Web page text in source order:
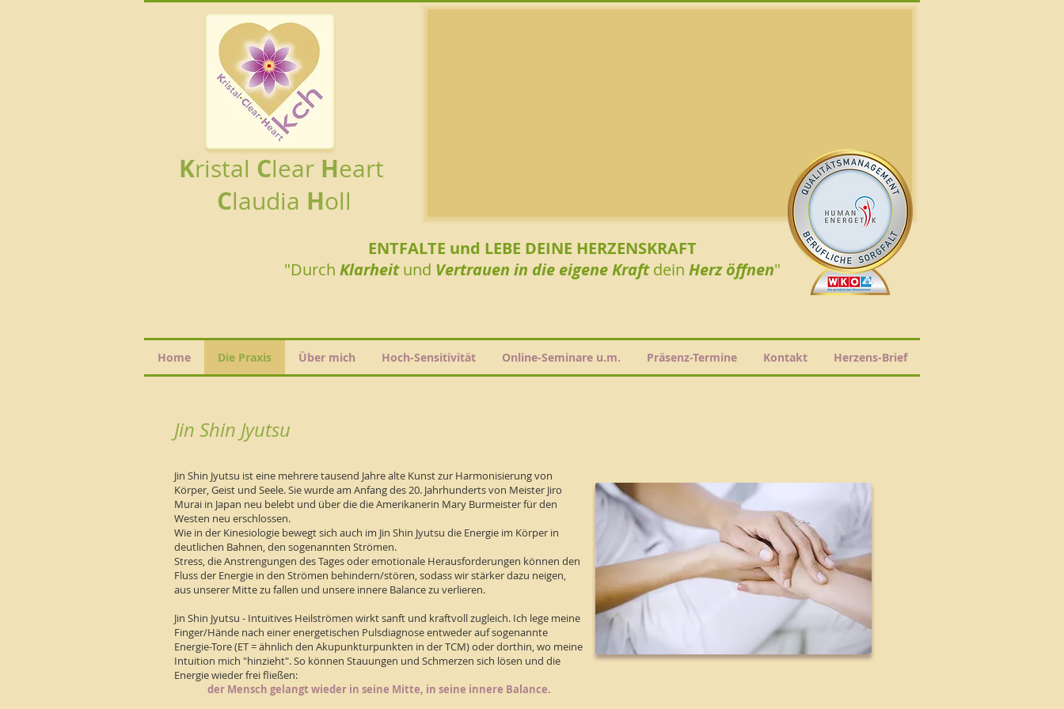
Kristal Clear Heart
Claudia Holl
ENTFALTE und LEBE DEINE HERZENSKRAFT
"Durch Klarheitund Vertrauen in die eigene Kraftdein Herz öffnen"
Home Die Praxis Über mich Hoch-Sensitivität Online-Seminare u.m. Präsenz-Termine Kontakt Herzens-Brief
Jin Shin Jyutsu
Jin Shin Jyutsu ist eine mehrere tausend Jahre alte Kunst zur Harmonisierung von
Körper, Geist und Seele. Sie wurde am Anfang des 20. Jahrhunderts von Meister Jiro
Murai in Japan neu belebt und über die die Amerikanerin Mary Burmeister für den
Westen neu erschlossen.
Wie in der Kinesiologie bewegt sich auch im Jin Shin Jyutsu die Energie im Körper in
deutlichen Bahnen, den sogenannten Strömen.
Stress, die Anstrengungen des Tages oder emotionale Herausforderungen können den
Fluss der Energie in den Strömen behindern/stören, sodass wir stärker dazu neigen,
aus unserer Mitte zu fallen und unsere innere Balance zu verlieren.
Jin Shin Jyutsu - Intuitives Heilströmen wirkt sanft und kraftvoll zugleich. Ich lege meine
Finger/Hände nach einer energetischen Pulsdiagnose entweder auf sogenannte
Energie-Tore (ET = ähnlich den Akupunkturpunkten in der TCM) oder dorthin, wo meine
Intuition mich "hinzieht". So können Stauungen und Schmerzen sich lösen und die
Energie wieder frei fließen:
der Mensch gelangt wieder in seine Mitte, in seine innere Balance.